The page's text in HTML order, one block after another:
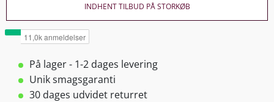
INDHENT TILBUD PÅ STORKØB
På lager - 1-2 dages levering
Unik smagsgaranti
30 dages udvidet returret